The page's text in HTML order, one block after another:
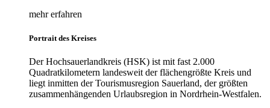
mehr erfahren
Portrait des Kreises
Der Hochsauerlandkreis (HSK) ist mit fast 2.000
Quadratkilometern landesweit der flächengrößte Kreis und
liegt inmitten der Tourismusregion Sauerland, der größten
zusammenhängenden Urlaubsregion in Nordrhein-Westfalen.